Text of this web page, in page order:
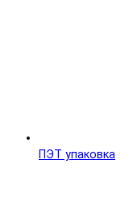
ПЭТ упаковка